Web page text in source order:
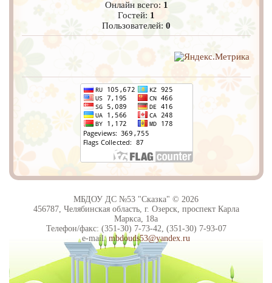
Онлайн всего: 1
Гостей: 1
Пользователей:0
МБДОУ ДС №53 "Сказка" © 2026
456787, Челябинская область, г. Озерск, проспект Карла
Маркса, 18а
Телефон/факс: (351-30) 7-73-42, (351-30) 7-93-07
e-mail: mbdouds53@yandex.ru